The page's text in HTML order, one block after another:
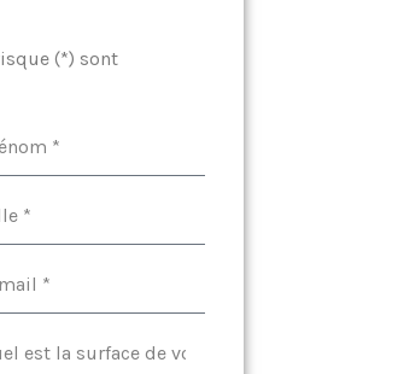
(*) sont